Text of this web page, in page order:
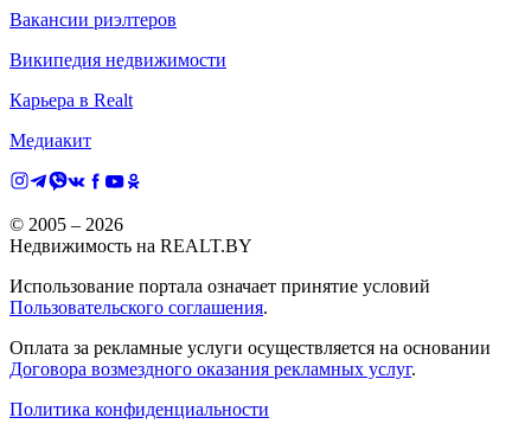
Вакансии риэлтеров
Википедия недвижимости
Карьера в Realt
Медиакит
© 2005 – 2026
Недвижимость на REALT.BY
Использование портала означает принятие условий
Пользовательского соглашения.
Оплата за рекламные услуги осуществляется на основании
Договора возмездного оказания рекламных услуг.
Политика конфиденциальности